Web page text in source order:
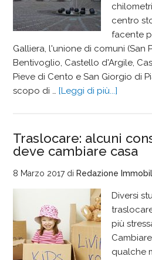
centro
facente
Galliera, l'unione di comuni (San
Bentivoglio, Castello d'Argile,
Pieve di Cento e San Giorgio di
scopo di …[Leggi di più...]
Traslocare: alcuni
deve cambiare casa
8 Marzo 2017di Redazione
Diversi
più
qualche